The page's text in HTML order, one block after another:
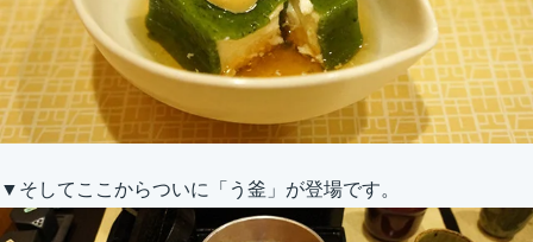
▼そしてここからついに「う釜」が登場です。